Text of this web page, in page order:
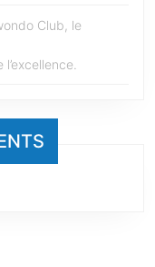
Club, le